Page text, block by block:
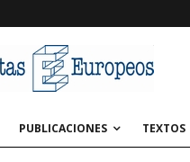
PUBLICACIONES TEXTOS